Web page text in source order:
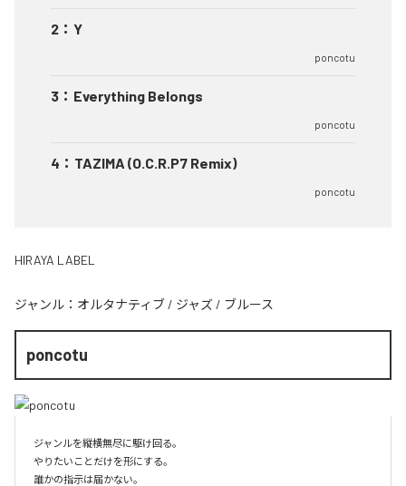
2 ： Y
poncotu
3 ： Everything Belongs
poncotu
4 ： TAZIMA (O.C.R.P7 Remix)
poncotu
HIRAYA LABEL
ジャンル： オルタナティブ / ジャズ / ブルース
poncotu
ジャンルを縦横無尽に駆け回る。
やりたいことだけを形にする。
誰かの指示は届かない。